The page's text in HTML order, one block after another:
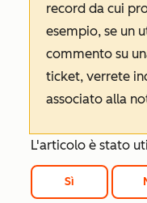
record da cui
esempio, se un
commento su
ticket, verrete
associato alla
L'articolo è stato
Sì